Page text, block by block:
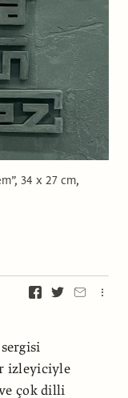
34 x 27 cm,
izleyiciyle
çok dilli